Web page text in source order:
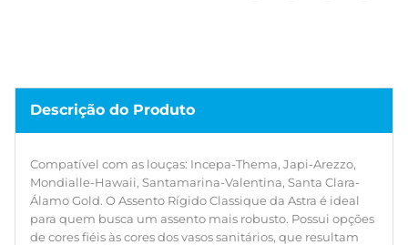
Descrição do Produto
Compatível com as louças: Incepa-Thema, Japi-Arezzo,
Mondialle-Hawaii, Santamarina-Valentina, Santa Clara-
Álamo Gold. O Assento Rígido Classique da Astra é ideal
para quem busca um assento mais robusto. Possui opções
de cores fiéis às cores dos vasos sanitários, que resultam